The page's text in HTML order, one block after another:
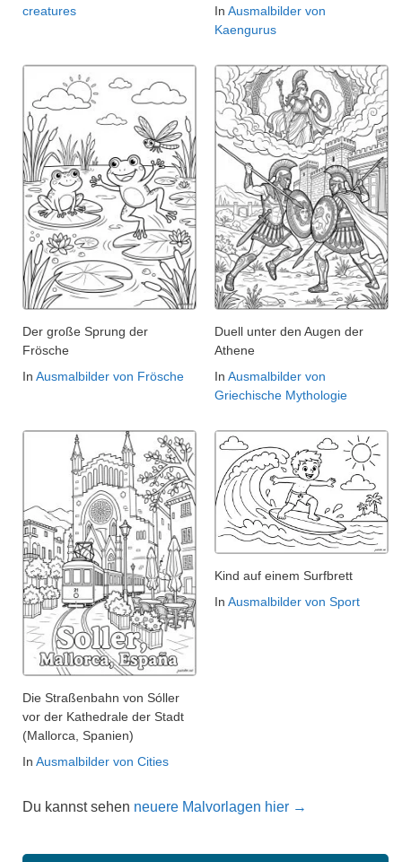
creatures
In Ausmalbilder von
Kaengurus
Der große Sprung der
Frösche
In Ausmalbilder von Frösche
Duell unter den Augen der
Athene
In Ausmalbilder von
Griechische Mythologie
Die Straßenbahn von Sóller
vor der Kathedrale der Stadt
(Mallorca, Spanien)
In Ausmalbilder von Cities
Kind auf einem Surfbrett
In Ausmalbilder von Sport
Du kannst sehen neuere Malvorlagen hier →